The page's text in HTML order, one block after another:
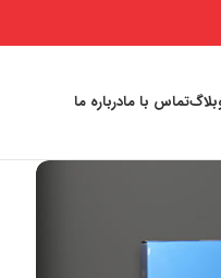
تماس با مادرباره ما